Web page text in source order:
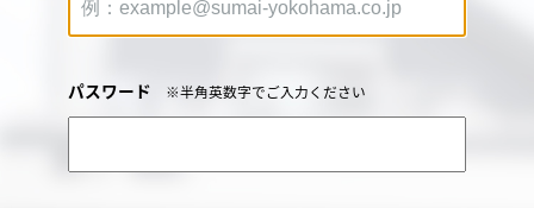
パスワード ※半角英数字でご入力ください